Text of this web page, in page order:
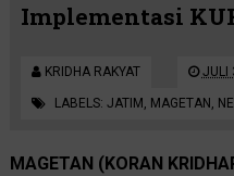
Implementasi
KRIDHA RAKYAT JULI
LABELS: JATIM , MAGETAN ,
MAGETAN (KORAN